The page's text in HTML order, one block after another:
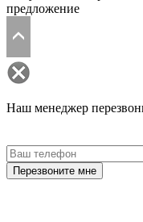
предложение
Наш менеджер
Перезвоните мне